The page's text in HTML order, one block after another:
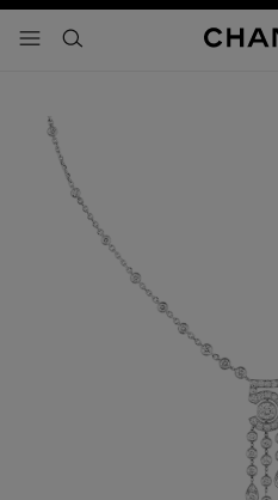
- navegación principal
buscar